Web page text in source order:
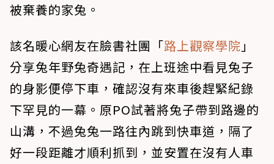
被棄養的家兔。
該名暖心網友在臉書社團「路上觀察學院 」
分享兔年野兔奇遇記，在上班途中看見兔子
的身影便停下車，確認沒有來車後趕緊紀錄
下罕見的一幕。原PO試著將兔子帶到路邊的
山溝，不過兔兔一路往內跳到快車道，隔了
好一段距離才順利抓到，並安置在沒有人車